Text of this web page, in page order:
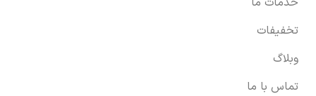
تخفیفات
وبلاگ
تماس با ما